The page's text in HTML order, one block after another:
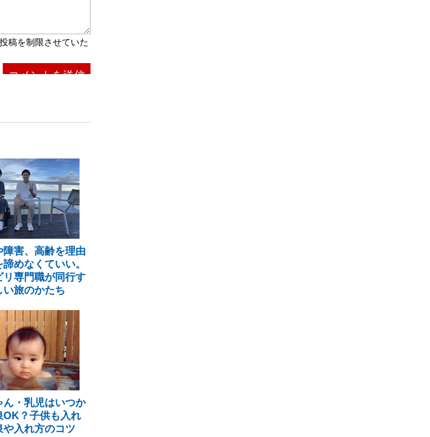
障害、高齢を理由
めなくていい。
リ専門職が同行す
い旅のかたち
ん・乳児はいつか
OK？子供も入れ
や入れ方のコツ